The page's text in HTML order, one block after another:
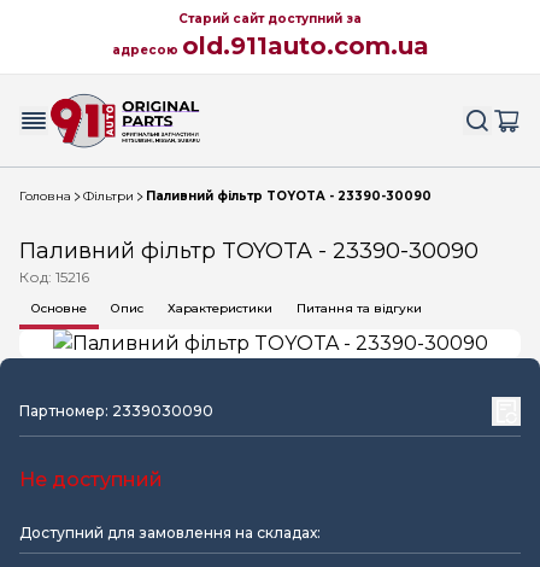
Старий сайт доступний за
адресою old.911auto.com.ua
Головна Фільтри Паливний фільтр TOYOTA - 23390-30090
Паливний фільтр TOYOTA - 23390-30090
Код: 15216
Основне Опис Характеристики Питання та відгуки
Партномер: 2339030090
Не доступний
Доступний для замовлення на складах: